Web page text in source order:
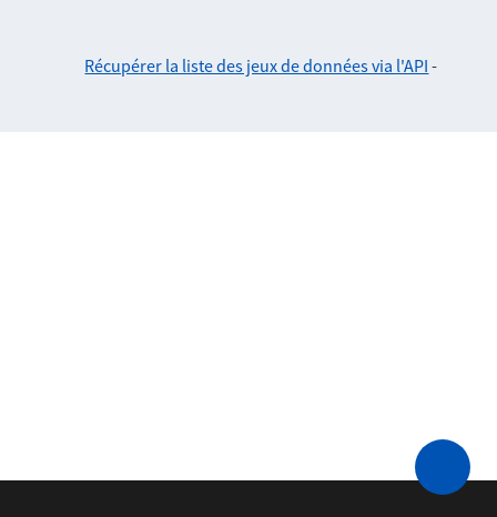
Récupérer la liste des jeux de données via l'API -